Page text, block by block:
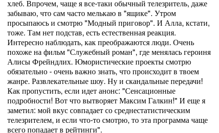
хлеб. Впрочем, чаще я все-таки обычный телезритель, даже
забываю, что сам часто мелькаю в "ящике". Утром
просыпаюсь и смотрю "Модный приговор". И Алла, кстати,
тоже. Там нет подстав, есть естественная реакция.
Интересно наблюдать, как преображаются люди. Очень
похоже на фильм "Служебный роман", где менялась героиня
Алисы Фрейндлих. Юмористические проекты смотрю
обязательно - очень важно знать, что происходит в твоем
жанре. Развлекательные шоу. Ну и скандальные передачи!
Как пропустить, если идет анонс: "Сенсационные
подробности! Вот что вытворяет Максим Галкин!" И еще я
заметил: мой вкус совпадает со среднестатистическим
телезрителем, и если что-то смотрю, то эта программа чаще
всего попадает в рейтинги".